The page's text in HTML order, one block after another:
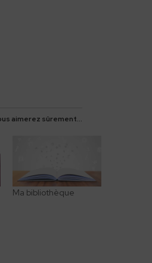
aimerez sûrement...
Ma bibliothèque